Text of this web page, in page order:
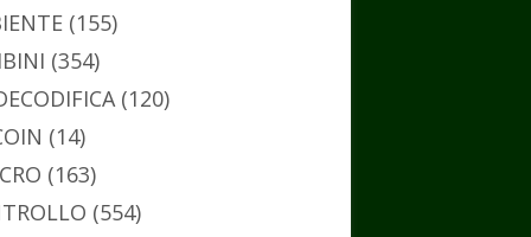
(155)
(354)
(120)
(14)
(163)
(554)